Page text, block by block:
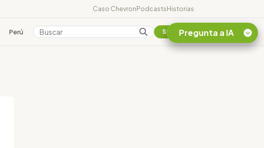
Caso ChevronPodcastsHistorias
Perú Colombia SuscribirsePregunta a IA